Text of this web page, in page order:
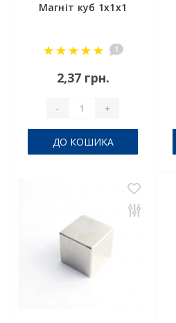
Магніт куб 1х1х1
1
2,37 грн.
- +
ДО КОШИКА